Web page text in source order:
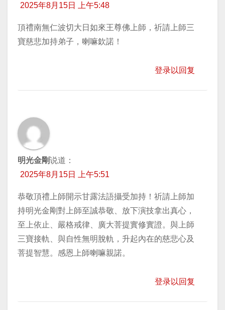
2025年8月15日 上午5:48
頂禮南無仁波切大日如來王尊佛上師，祈請上師三
寶慈悲加持弟子，喇嘛欽諾！
登录以回复
明光金剛说道：
2025年8月15日 上午5:51
恭敬頂禮上師開示甘露法語攝受加持！祈請上師加
持明光金剛對上師至誠恭敬、放下演技拿出真心，
至上依止、嚴格戒律、廣大菩提實修實證。與上師
三寶接軌、與自性無明脫軌，升起內在的慈悲心及
菩提智慧。感恩上師喇嘛親諾。
登录以回复